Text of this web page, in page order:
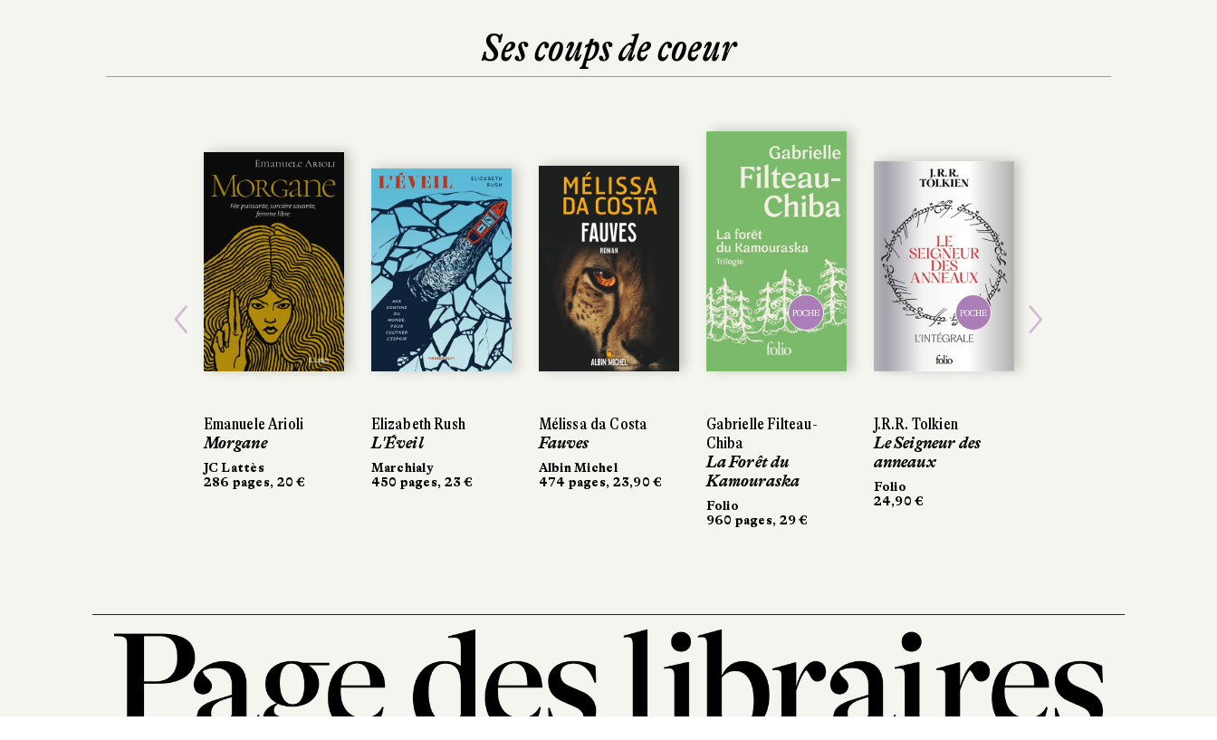
Ses coups de coeur
Emanuele Arioli
Morgane
JC Lattès
286 pages, 20 €
Elizabeth Rush
L'Éveil
Marchialy
450 pages, 23 €
Mélissa da Costa
Fauves
Albin Michel
474 pages, 23,90 €
POCHE
Gabrielle Filteau-
Chiba
La Forêt du
Kamouraska
Folio
960 pages, 29 €
POCHE
J.R.R. Tolkien
Le Seigneur des
anneaux
Folio
24,90 €
Previous